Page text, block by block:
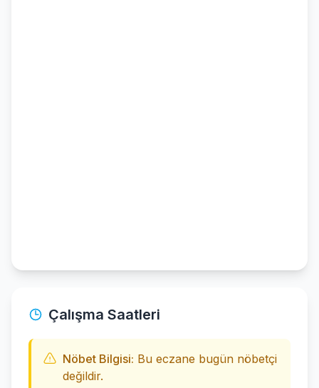
Çalışma Saatleri
Nöbet Bilgisi: Bu eczane bugün nöbetçi
değildir.